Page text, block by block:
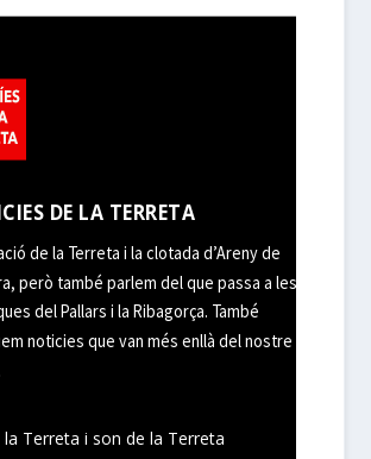
DE LA TERRETA
de la Terreta i la clotada d’Areny de
però també parlem del que passa a les
del Pallars i la Ribagorça. També
noticies que van més enllà del nostre
la Terreta i son de la Terreta